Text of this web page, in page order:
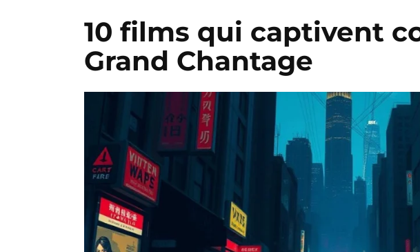
10 films qui captivent
Grand Chantage